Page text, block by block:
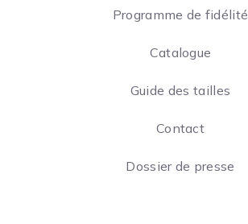
Programme de fidélité
Catalogue
Guide des tailles
Contact
Dossier de presse